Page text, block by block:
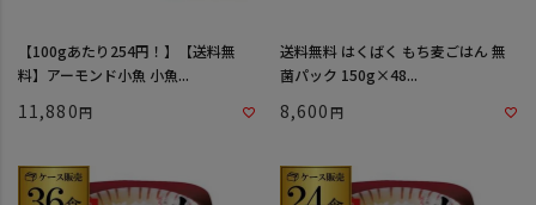
【100gあたり254円！】【送料無
料】アーモンド小魚 小魚...
11,880
送料無料 はくばく もち麦ごはん 無
菌パック 150g×48...
8,600